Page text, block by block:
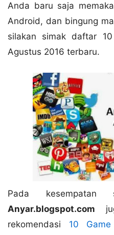
Anda baru saja
Android, dan bingung
silakan simak daftar
Agustus 2016 terbaru.
Pada kesempatan
Anyar.blogspot.com
rekomendasi 10